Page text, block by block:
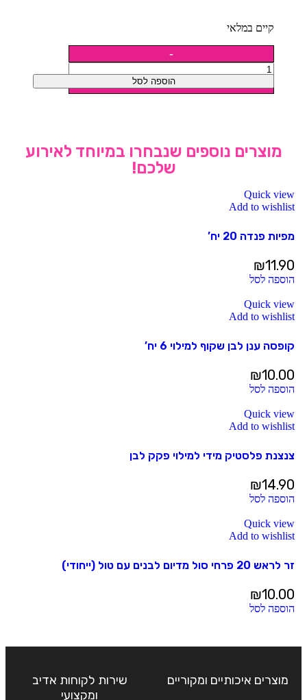
קיים במלאי
הוספה לסל
מוצרים נוספים שנבחרו במיוחד לאירוע
שלכם!
Quick view
Add to wishlist
מפיות פנדה 20 יח’
₪11.90
הוספה לסל
Quick view
Add to wishlist
קופסה ענן לבן שקוף למילוי 6 יח’
₪10.00
הוספה לסל
Quick view
Add to wishlist
צנצנת פלסטיק מידי למילוי פקק לבן
₪14.90
הוספה לסל
Quick view
Add to wishlist
זר לראש 20 פרחי סול מדיום לבנים עם טול (ייחודי)
₪10.00
הוספה לסל
מוצרים איכותיים ומקוריים
שירות לקוחות אדיב
ומקצועי